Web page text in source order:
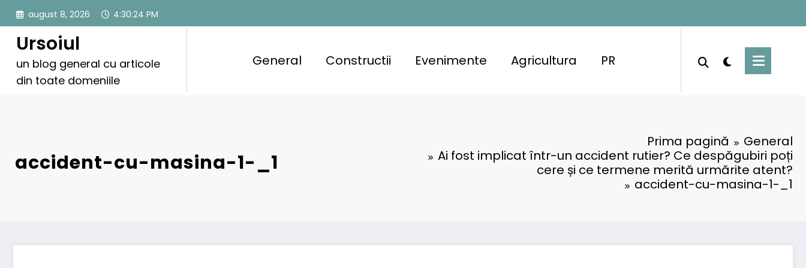
conținut
august 8, 2026 4:30:25 PM
Ursoiul
un blog general cu articole
din toate domeniile
General Constructii Evenimente Agricultura PR
accident-cu-masina-1-_1
Prima pagină
General
Ai fost implicat într-un accident rutier? Ce despăgubiri poți
cere și ce termene merită urmărite atent?
accident-cu-masina-1-_1